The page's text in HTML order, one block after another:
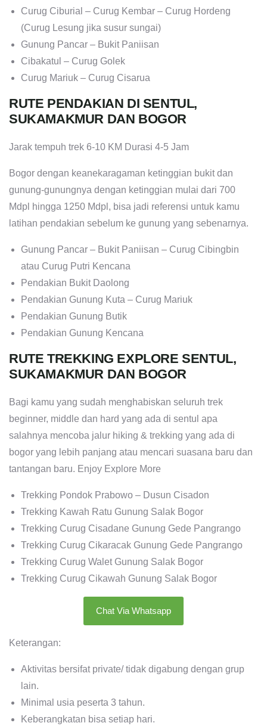
Curug Ciburial – Curug Kembar – Curug Hordeng
(Curug Lesung jika susur sungai)
Gunung Pancar – Bukit Paniisan
Cibakatul – Curug Golek
Curug Mariuk – Curug Cisarua
RUTE PENDAKIAN DI SENTUL,
SUKAMAKMUR DAN BOGOR
Jarak tempuh trek 6-10 KM Durasi 4-5 Jam
Bogor dengan keanekaragaman ketinggian bukit dan
gunung-gunungnya dengan ketinggian mulai dari 700
Mdpl hingga 1250 Mdpl, bisa jadi referensi untuk kamu
latihan pendakian sebelum ke gunung yang sebenarnya.
Gunung Pancar – Bukit Paniisan – Curug Cibingbin
atau Curug Putri Kencana
Pendakian Bukit Daolong
Pendakian Gunung Kuta – Curug Mariuk
Pendakian Gunung Butik
Pendakian Gunung Kencana
RUTE TREKKING EXPLORE SENTUL,
SUKAMAKMUR DAN BOGOR
Bagi kamu yang sudah menghabiskan seluruh trek
beginner, middle dan hard yang ada di sentul apa
salahnya mencoba jalur hiking & trekking yang ada di
bogor yang lebih panjang atau mencari suasana baru dan
tantangan baru. Enjoy Explore More
Trekking Pondok Prabowo – Dusun Cisadon
Trekking Kawah Ratu Gunung Salak Bogor
Trekking Curug Cisadane Gunung Gede Pangrango
Trekking Curug Cikaracak Gunung Gede Pangrango
Trekking Curug Walet Gunung Salak Bogor
Trekking Curug Cikawah Gunung Salak Bogor
Chat Via Whatsapp
Keterangan:
Aktivitas bersifat private/ tidak digabung dengan grup
lain.
Minimal usia peserta 3 tahun.
Keberangkatan bisa setiap hari.